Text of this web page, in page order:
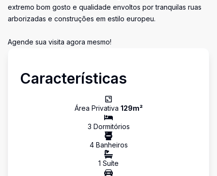
extremo bom gosto e qualidade envoltos por tranquilas ruas
arborizadas e construções em estilo europeu.
Agende sua visita agora mesmo!
Características
Área Privativa 129m²
3 Dormitórios
4Banheiros
1 Suíte